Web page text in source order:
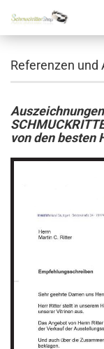
Referenzen und
von den besten